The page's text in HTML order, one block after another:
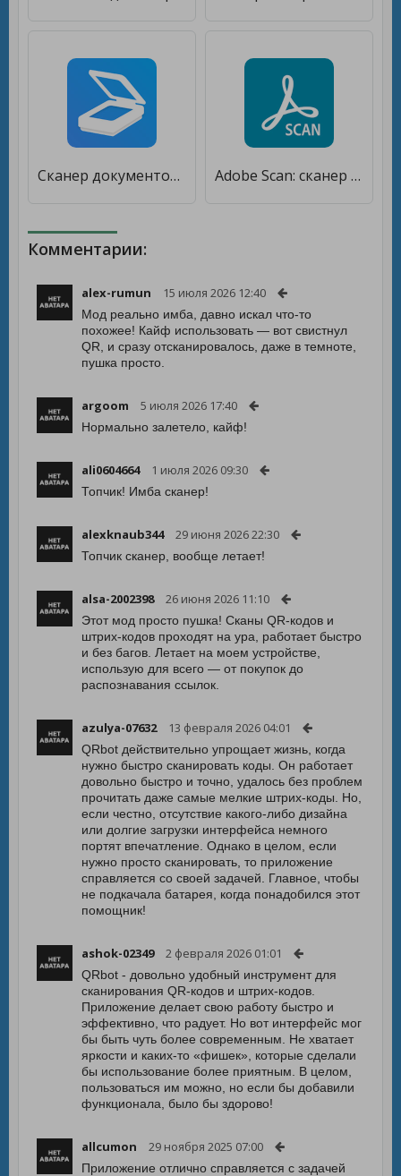
Сканер документов в PDF - TapScanner [Полная версия] Adobe Scan: сканер PDF, OCR [Premium]
Комментарии:
alex-rumun 15 июля 2026 12:40
Мод реально имба, давно искал что-то
похожее! Кайф использовать — вот свистнул
QR, и сразу отсканировалось, даже в темноте,
пушка просто.
argoom 5 июля 2026 17:40
Нормально залетело, кайф!
ali0604664 1 июля 2026 09:30
Топчик! Имба сканер!
alexknaub344 29 июня 2026 22:30
Топчик сканер, вообще летает!
alsa-2002398 26 июня 2026 11:10
Этот мод просто пушка! Сканы QR-кодов и
штрих-кодов проходят на ура, работает быстро
и без багов. Летает на моем устройстве,
использую для всего — от покупок до
распознавания ссылок.
azulya-07632 13 февраля 2026 04:01
QRbot действительно упрощает жизнь, когда
нужно быстро сканировать коды. Он работает
довольно быстро и точно, удалось без проблем
прочитать даже самые мелкие штрих-коды. Но,
если честно, отсутствие какого-либо дизайна
или долгие загрузки интерфейса немного
портят впечатление. Однако в целом, если
нужно просто сканировать, то приложение
справляется со своей задачей. Главное, чтобы
не подкачала батарея, когда понадобился этот
помощник!
ashok-02349 2 февраля 2026 01:01
QRbot - довольно удобный инструмент для
сканирования QR-кодов и штрих-кодов.
Приложение делает свою работу быстро и
эффективно, что радует. Но вот интерфейс мог
бы быть чуть более современным. Не хватает
яркости и каких-то «фишек», которые сделали
бы использование более приятным. В целом,
пользоваться им можно, но если бы добавили
функционала, было бы здорово!
allcumon 29 ноября 2025 07:00
Приложение отлично справляется с задачей